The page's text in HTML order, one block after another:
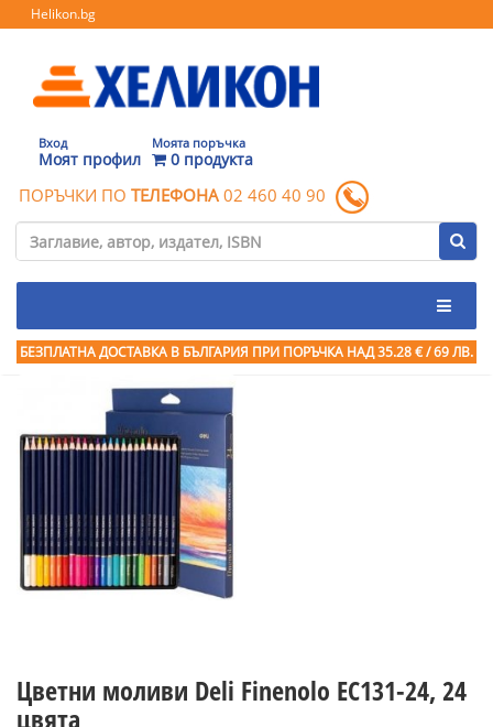
Helikon.bg
Вход
Моят профил
Моята поръчка
0 продукта
ПОРЪЧКИ ПО ТЕЛЕФОНА 02 460 40 90
БЕЗПЛАТНА ДОСТАВКА В БЪЛГАРИЯ ПРИ ПОРЪЧКА НАД 35.28 € / 69 ЛВ.
Цветни моливи Deli Finenolo EC131-24, 24
цвята